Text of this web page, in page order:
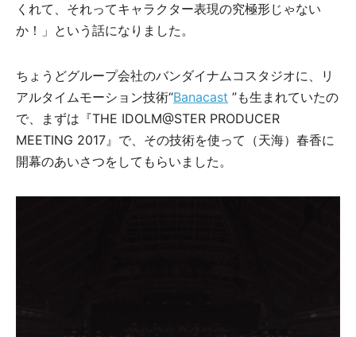
くれて、それってキャラクター表現の究極形じゃない
か！」という話になりました。
ちょうどグループ会社のバンダイナムコスタジオに、リ
アルタイムモーション技術“Banacast ”も生まれていたの
で、まずは『THE IDOLM@STER PRODUCER
MEETING 2017』で、その技術を使って（天海）春香に
開幕のあいさつをしてもらいました。